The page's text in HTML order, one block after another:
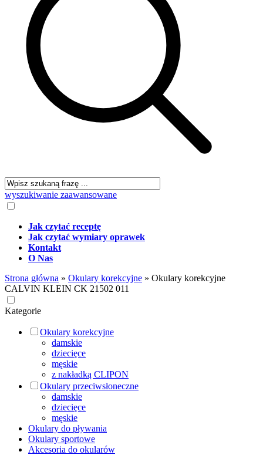
wyszukiwanie zaawansowane
Jak czytać receptę
Jak czytać wymiary oprawek
Kontakt
O Nas
Strona główna » Okulary korekcyjne » Okulary korekcyjne
CALVIN KLEIN CK 21502 011
Kategorie
Okulary korekcyjne
damskie
dziecięce
męskie
z nakładką CLIPON
Okulary przeciwsłoneczne
damskie
dziecięce
męskie
Okulary do pływania
Okulary sportowe
Akcesoria do okularów